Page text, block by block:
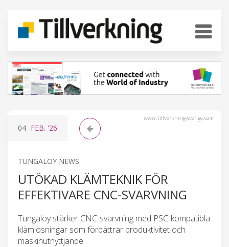
www.tillverkning-sverige.com
04 FEB. '26
TUNGALOY NEWS
UTÖKAD KLÄMTEKNIK FÖR
EFFEKTIVARE CNC-SVARVNING
Tungaloy stärker CNC-svarvning med PSC-kompatibla
klämlösningar som förbättrar produktivitet och
maskinutnyttjande.